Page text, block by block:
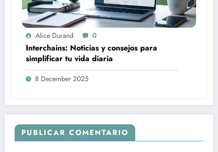
Alice Durand 0
Interchains: Noticias y consejos para
simplificar tu vida diaria
8 December 2025
PUBLICAR COMENTARIO